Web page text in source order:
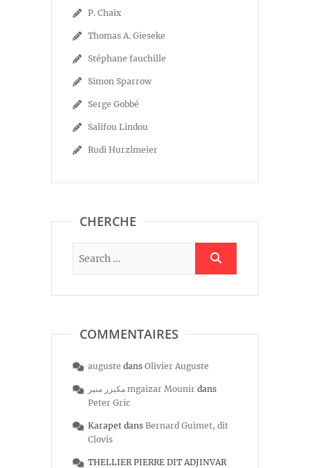
P. Chaix
Thomas A. Gieseke
Stéphane fauchille
Simon Sparrow
Serge Gobbé
Salifou Lindou
Rudi Hurzlmeier
CHERCHE
COMMENTAIRES
auguste dans Olivier Auguste
مكيزر منير mgaizar Mounir dans
Peter Gric
Karapet dans Bernard Guimet, dit
Clovis
THELLIER PIERRE DIT ADJINVAR